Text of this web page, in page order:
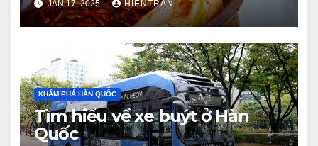
JAN 17, 2025 HIENTRAN
KHÁM PHÁ HÀN QUỐC
Tìm hiểu về xe buýt ở Hàn
Quốc